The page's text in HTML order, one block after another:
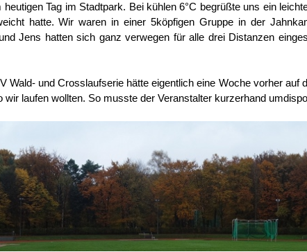
Tag im Stadtpark. Bei kühlen 6°C begrüßte uns ein
hatte. Wir waren in einer 5köpfigen Gruppe in der
Jens hatten sich ganz verwegen für alle drei Distanzen
Wald- und Crosslaufserie hätte eigentlich eine Woche vorher auf
laufen wollten. So musste der Veranstalter kurzerhand